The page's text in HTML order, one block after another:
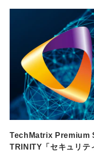
TechMatrix
TRINITY「セキュリテ